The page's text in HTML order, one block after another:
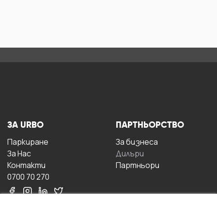
ЗА URBO
Паркиране
За Hас
Контакти
0700 70 270
ПАРТНЬОРСТВО
За бизнесa
Дилъри
Партньори